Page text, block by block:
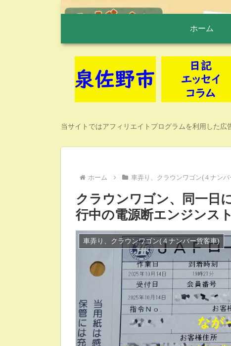
ホーム
当サイトではアフィリエイトプログラムを利用した広
ホーム 車弄り、クラウンワゴン(４ナンバ
クラウンワゴン、同一日
行中の電源断エンジンス
車弄り、クラウンワゴン(４ナンバー貨客車)